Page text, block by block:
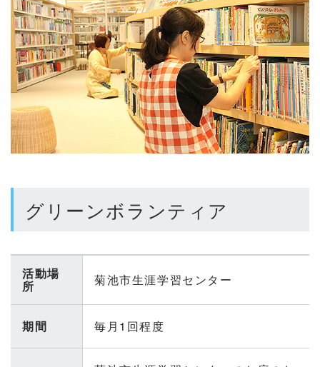
グリーンボランティア
活動場
所 菊池市生涯学習センター
期間 毎月1回程度